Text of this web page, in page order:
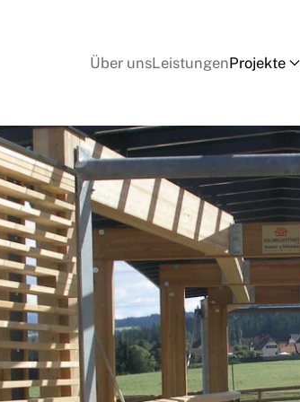
Über unsLeistungenProjekte